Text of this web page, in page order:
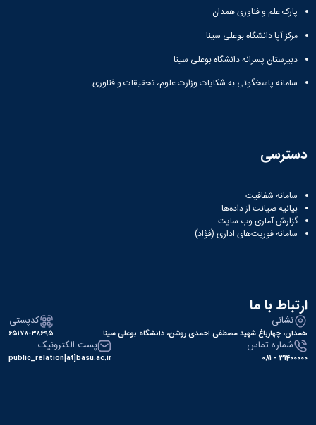
پارک علم و فناوری همدان
مرکز آپا دانشگاه بوعلی سینا
دبیرستان پسرانه دانشگاه بوعلی سینا
سامانه پاسخگوئی به شکایات وزارت علوم، تحقیقات و فناوری
دسترسی
سامانه شفافیت
بیانیه صیانت از داده‌ها
گزارش آماری وب‌ سایت
سامانه فوریت‌های اداری (فؤاد)
ارتباط با ما
نشانی
همدان، چهارباغ شهید مصطفی احمدی روشن، دانشگاه بوعلی سینا
کدپستی
۶۵۱۷۸-۳۸۶۹۵
شماره تماس
31400000 - 081
پست الکترونیک
public_relation[at]basu.ac.ir